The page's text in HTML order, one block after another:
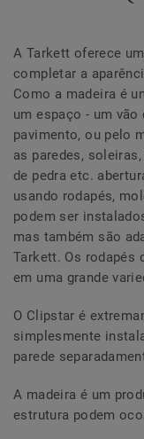
A Tarkett oferece
completar a
Como a madeira é
um espaço - um vão
pavimento, ou pelo
as paredes,
de pedra etc.
usando rodapés,
podem ser
mas também são
Tarkett. Os rodapés
em uma grande
O Clipstar é
simplesmente
parede
A madeira é um
estrutura podem